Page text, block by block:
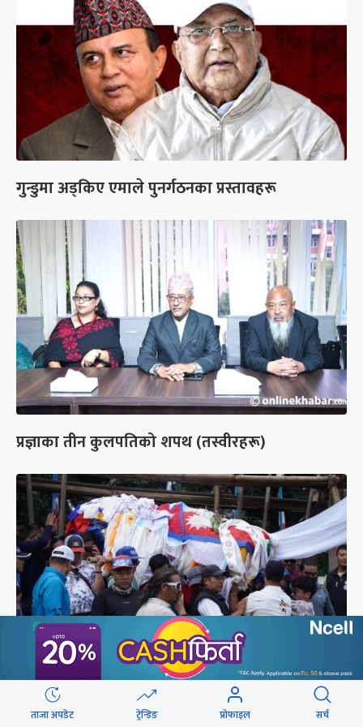
गुन्डुमा अड्किए एमाले पुनर्गठनका प्रस्तावहरू
प्रज्ञाका तीन कुलपतिको शपथ (तस्वीरहरू)
पर्वतारोही पुरबहादुर गुरुङको अन्त्येष्टि (तस्वीरहरू)
ताजा अपडेट ट्रेन्डिङ प्रोफाइल सर्च